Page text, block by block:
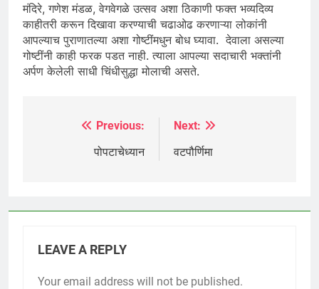
मंदिरे, गणेश मंडळ, वेगवेगळे उत्सव अशा ठिकाणी फक्त भव्यदिव्य
काहीतरी करून दिखावा करण्याची चढाओढ करणाऱ्या लोकांनी
आपल्याच पुराणातल्या अशा गोष्टींमधुन बोध घ्यावा. देवाला असल्या
गोष्टींनी काही फरक पडत नाही. त्याला आपल्या सदाचारी भक्तांनी
अर्पण केलेली साधी चिंधीसुद्धा मोलाची असते.
navigation
Previous:
पोपटाचेध्यान
Next:
वटपौर्णिमा
LEAVE A REPLY
Your email address will not be published.